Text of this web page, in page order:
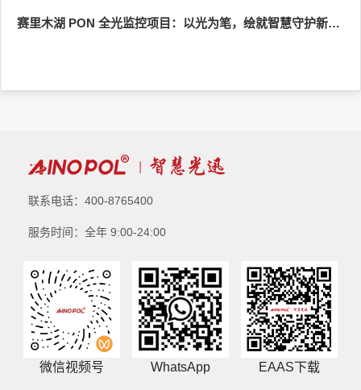
赛里木湖 PON 全光监控项目：以光为笔，绘就智慧守护新画卷
联系电话：400-8765400
服务时间：全年 9:00-24:00
微信视频号 WhatsApp EAAS下载